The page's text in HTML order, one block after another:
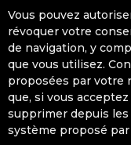
Vous pouvez
révoquer votre
de navigation, y
que vous utilisez.
proposées par votre
que, si vous
supprimer depuis
système proposé